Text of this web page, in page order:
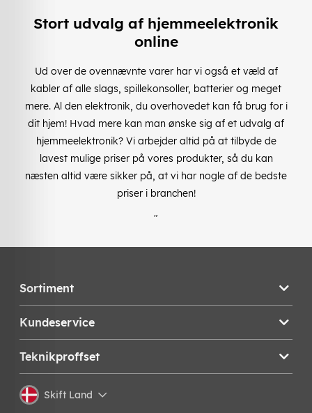
Stort udvalg af hjemmeelektronik
online
Ud over de ovennævnte varer har vi også et væld af
kabler af alle slags, spillekonsoller, batterier og meget
mere. Al den elektronik, du overhovedet kan få brug for i
dit hjem! Hvad mere kan man ønske sig af et udvalg af
hjemmeelektronik? Vi arbejder altid på at tilbyde de
lavest mulige priser på vores produkter, så du kan
næsten altid være sikker på, at vi har nogle af de bedste
priser i branchen!
"
Sortiment
Kundeservice
Teknikproffset
Skift Land